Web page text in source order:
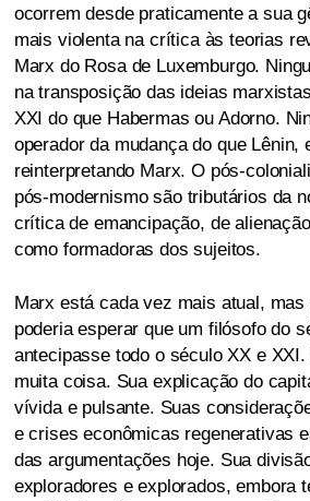
ocorrem desde praticamente a sua
mais violenta na crítica às teorias
Marx do Rosa de Luxemburgo.
na transposição das ideias
XXI do que Habermas ou Adorno.
operador da mudança do que Lênin,
reinterpretando Marx. O pós-
pós-modernismo são tributários da
crítica de emancipação, de
como formadoras dos sujeitos.
Marx está cada vez mais atual,
poderia esperar que um filósofo do
antecipasse todo o século XX e
muita coisa. Sua explicação do
vívida e pulsante. Suas
e crises econômicas regenerativas
das argumentações hoje. Sua
exploradores e explorados, embora